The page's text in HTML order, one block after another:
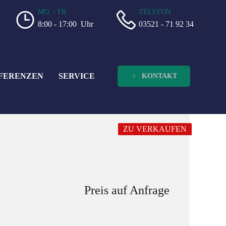
MO. - FR.
8:00 - 17:00 Uhr
TELEFON
03521 - 71 92 34
SERVICE KONTAKT
ZU VERKAUFEN
Preis auf Anfrage